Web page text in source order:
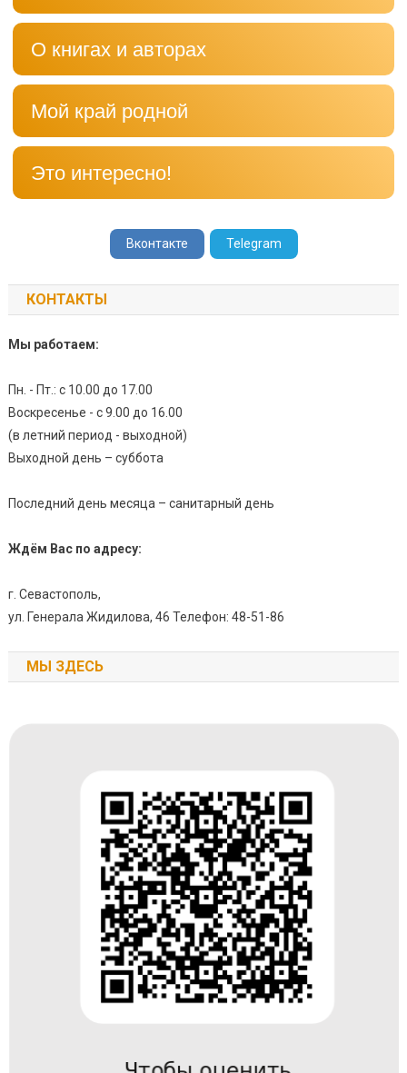
О книгах и авторах
Мой край родной
Это интересно!
Вконтакте Telegram
КОНТАКТЫ
Мы работаем:
Пн. - Пт.: с 10.00 до 17.00
Воскресенье - с 9.00 до 16.00
(в летний период - выходной)
Выходной день – суббота
Последний день месяца – санитарный день
Ждём Вас по адресу:
г. Севастополь,
ул. Генерала Жидилова, 46 Телефон: 48-51-86
МЫ ЗДЕСЬ